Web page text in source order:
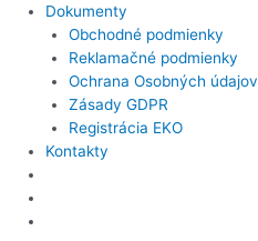
Dokumenty
Obchodné podmienky
Reklamačné podmienky
Ochrana Osobných údajov
Zásady GDPR
Registrácia EKO
Kontakty